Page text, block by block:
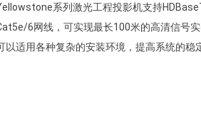
系列激光工程投影机支持
6网线，可实现最长100米的高清信号
以适用各种复杂的安装环境，提高系统的稳